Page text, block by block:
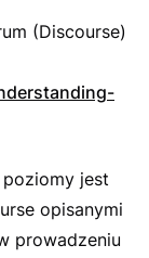
(Discourse)
jest
opisanymi
prowadzeniu